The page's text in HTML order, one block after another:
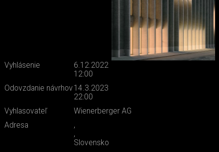
Vyhlásenie
6.12.2022
12:00
Odovzdanie návrhov 14.3.2023
22:00
Vyhlasovateľ
Wienerberger AG
Adresa
,
,
Slovensko